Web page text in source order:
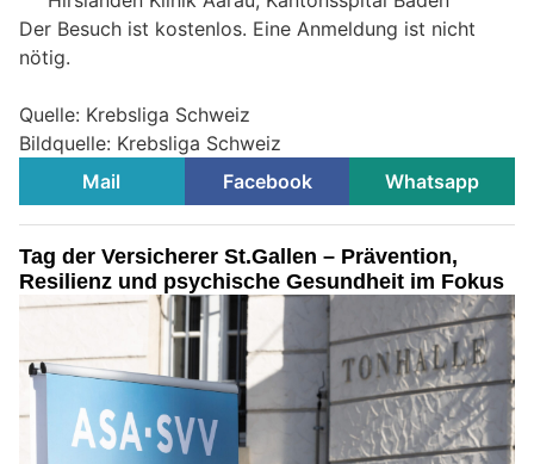
Der Besuch ist kostenlos. Eine Anmeldung ist nicht
nötig.
Quelle: Krebsliga Schweiz
Bildquelle: Krebsliga Schweiz
Mail
Facebook Whatsapp
Tag der Versicherer St.Gallen – Prävention,
Resilienz und psychische Gesundheit im Fokus